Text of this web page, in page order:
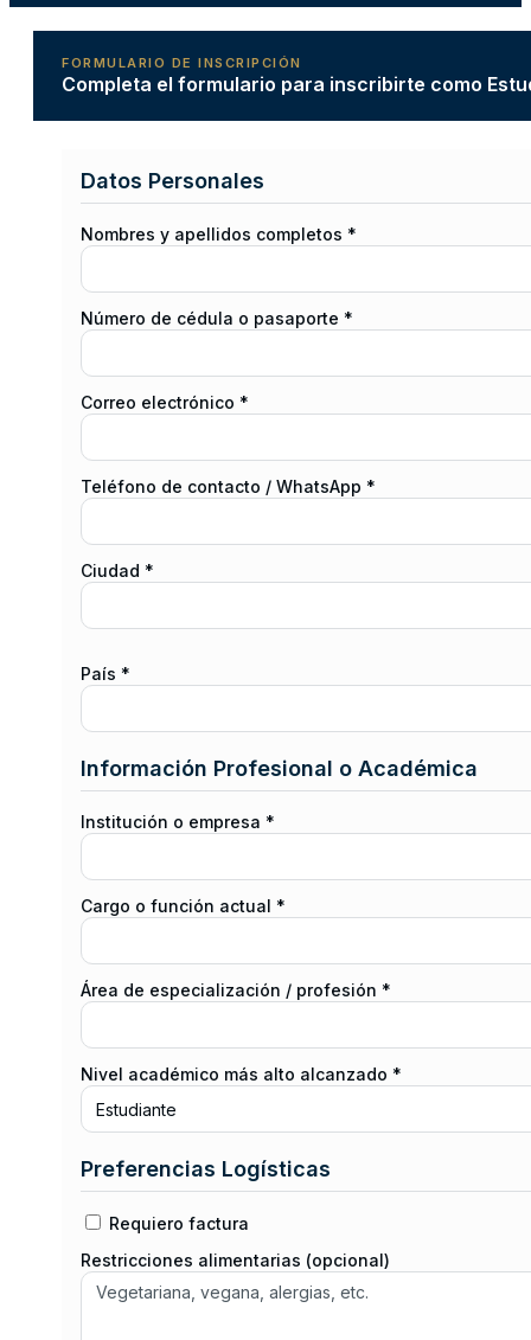
FORMULARIO DE INSCRIPCIÓN
Completa el formulario para inscribirte como
Datos Personales
Nombres y apellidos completos *
Número de cédula o pasaporte *
Correo electrónico *
Teléfono de contacto / WhatsApp *
Ciudad *
País *
Información Profesional o Académica
Institución o empresa *
Cargo o función actual *
Área de especialización / profesión *
Nivel académico más alto alcanzado *
Preferencias Logísticas
Requiero factura
Restricciones alimentarias (opcional)